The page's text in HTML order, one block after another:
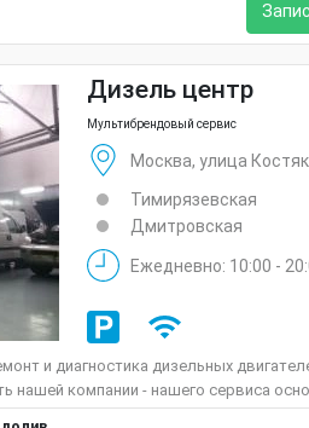
Дизель центр
Мультибрендовый сервис
Москва, улица
Тимирязевская
Дмитровская
Ежедневно: 10:00 -
и диагностика дизельных
нашей компании - нашего сервиса